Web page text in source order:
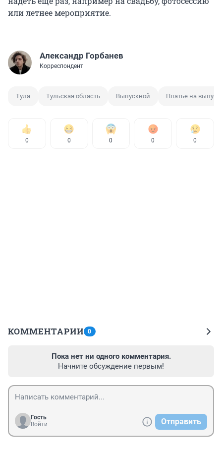
или летнее мероприятие.
Александр Горбанев
Корреспондент
Тула Тульская область Выпускной Платье на
0 0 0 0 0
КОММЕНТАРИИ 0
Пока нет ни одного комментария.
Начните обсуждение первым!
Гость
Войти
Отправить